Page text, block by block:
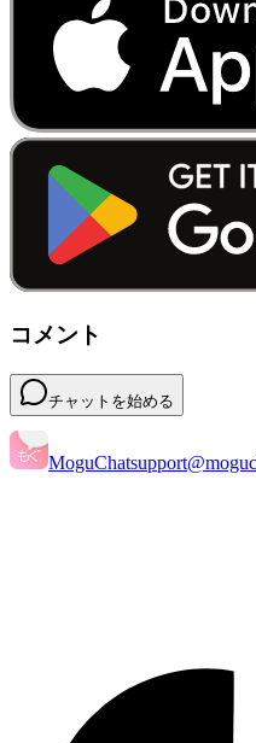
コメント
チャットを始める
MoguChat